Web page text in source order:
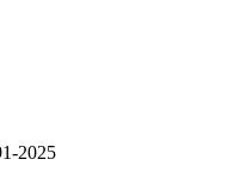
2025